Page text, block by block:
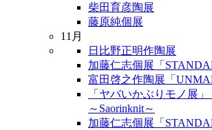
柴田育彦陶展
藤原純個展
11月
日比野正明作陶展
加藤仁志個展「
富田啓之作陶展「
「ヤバいかぶりモノ展
～Saorinknit～
加藤仁志個展「